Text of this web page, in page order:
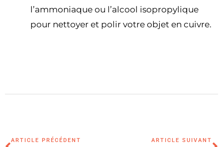
l’ammoniaque ou l’alcool isopropylique
pour nettoyer et polir votre objet en cuivre.
ARTICLE PRÉCÉDENT ARTICLE SUIVANT